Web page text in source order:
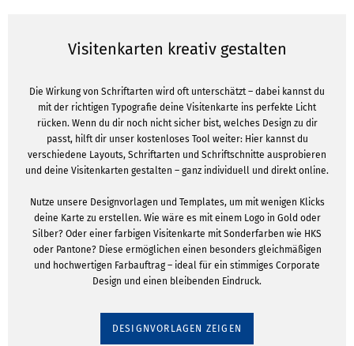
Visitenkarten kreativ gestalten
Die Wirkung von Schriftarten wird oft unterschätzt – dabei kannst du
mit der richtigen Typografie deine Visitenkarte ins perfekte Licht
rücken. Wenn du dir noch nicht sicher bist, welches Design zu dir
passt, hilft dir unser kostenloses Tool weiter: Hier kannst du
verschiedene Layouts, Schriftarten und Schriftschnitte ausprobieren
und deine Visitenkarten gestalten – ganz individuell und direkt online.
Nutze unsere Designvorlagen und Templates, um mit wenigen Klicks
deine Karte zu erstellen. Wie wäre es mit einem Logo in Gold oder
Silber? Oder einer farbigen Visitenkarte mit Sonderfarben wie HKS
oder Pantone? Diese ermöglichen einen besonders gleichmäßigen
und hochwertigen Farbauftrag – ideal für ein stimmiges Corporate
Design und einen bleibenden Eindruck.
DESIGNVORLAGEN ZEIGEN